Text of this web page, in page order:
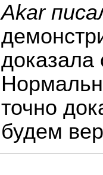
Akar
доказала
точно
будем